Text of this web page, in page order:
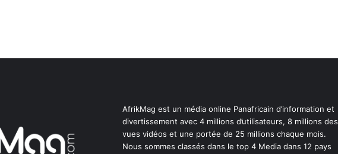
AfrikMag est un média online Panafricain d’information et
divertissement avec 4 millions d’utilisateurs, 8 millions des
vues vidéos et une portée de 25 millions chaque mois.
Nous sommes classés dans le top 4 Media dans 12 pays